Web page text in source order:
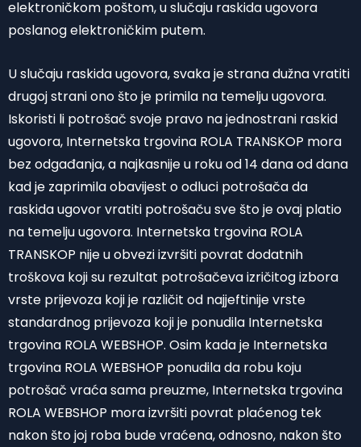
elektroničkom poštom, u slučaju raskida ugovora
poslanog elektroničkim putem.
U slučaju raskida ugovora, svaka je strana dužna vratiti
drugoj strani ono što je primila na temelju ugovora.
Iskoristi li potrošač svoje pravo na jednostrani raskid
ugovora, Internetska trgovina ROLA TRANSKOP mora
bez odgađanja, a najkasnije u roku od 14 dana od dana
kad je zaprimila obavijest o odluci potrošača da
raskida ugovor vratiti potrošaču sve što je ovaj platio
na temelju ugovora. Internetska trgovina ROLA
TRANSKOP nije u obvezi izvršiti povrat dodatnih
troškova koji su rezultat potrošačeva izričitog izbora
vrste prijevoza koji je različit od najjeftinije vrste
standardnog prijevoza koji je ponudila Internetska
trgovina ROLA WEBSHOP. Osim kada je Internetska
trgovina ROLA WEBSHOP ponudila da robu koju
potrošač vraća sama preuzme, Internetska trgovina
ROLA WEBSHOP mora izvršiti povrat plaćenog tek
nakon što joj roba bude vraćena, odnosno, nakon što